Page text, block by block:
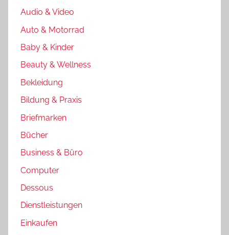
Audio & Video
Auto & Motorrad
Baby & Kinder
Beauty & Wellness
Bekleidung
Bildung & Praxis
Briefmarken
Bücher
Business & Büro
Computer
Dessous
Dienstleistungen
Einkaufen